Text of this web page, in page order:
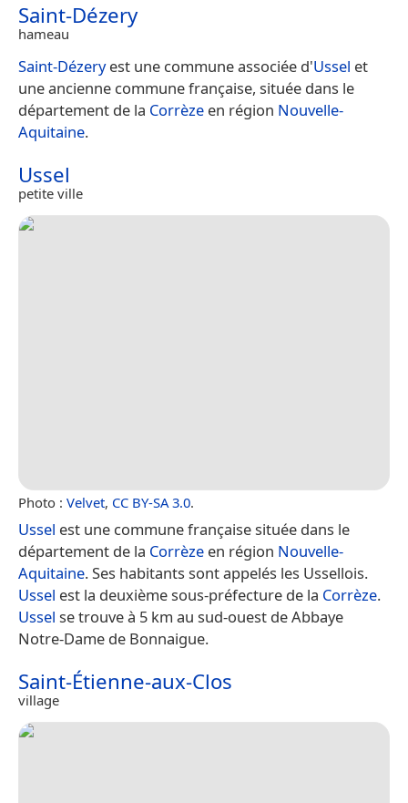
Saint-Dézery
hameau
Saint-Dézeryest une commune associée d'Ussel et
une ancienne commune française, située dans le
département de la Corrèze en région Nouvelle-
Aquitaine.
Ussel
petite ville
Photo : Velvet, CC BY-SA 3.0.
Ussel est une commune française située dans le
département de la Corrèze en région Nouvelle-
Aquitaine. Ses habitants sont appelés les Ussellois.
Ussel est la deuxième sous-préfecture de la Corrèze.
Ussel se trouve à 5 km au sud-ouest de Abbaye
Notre-Dame de Bonnaigue.
Saint-Étienne-aux-Clos
village